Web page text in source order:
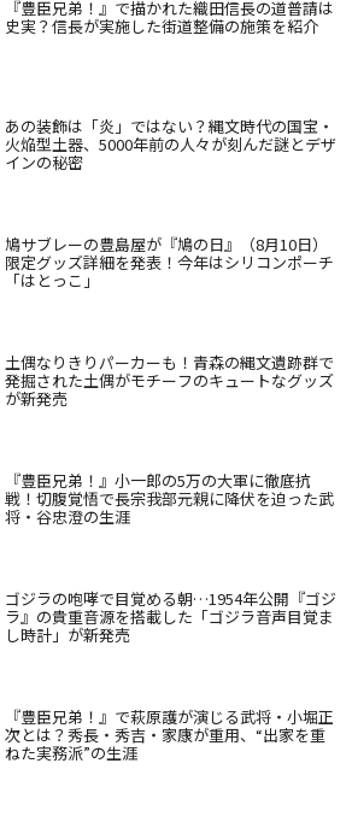
『豊臣兄弟！』で描かれた織田信長の道普請は
史実？信長が実施した街道整備の施策を紹介
あの装飾は「炎」ではない？縄文時代の国宝・
火焔型土器、5000年前の人々が刻んだ謎とデザ
インの秘密
鳩サブレーの豊島屋が『鳩の日』（8月10日）
限定グッズ詳細を発表！今年はシリコンポーチ
「はとっこ」
土偶なりきりパーカーも！青森の縄文遺跡群で
発掘された土偶がモチーフのキュートなグッズ
が新発売
『豊臣兄弟！』小一郎の5万の大軍に徹底抗
戦！切腹覚悟で長宗我部元親に降伏を迫った武
将・谷忠澄の生涯
ゴジラの咆哮で目覚める朝…1954年公開『ゴジ
ラ』の貴重音源を搭載した「ゴジラ音声目覚ま
し時計」が新発売
『豊臣兄弟！』で萩原護が演じる武将・小堀正
次とは？秀長・秀吉・家康が重用、“出家を重
ねた実務派”の生涯